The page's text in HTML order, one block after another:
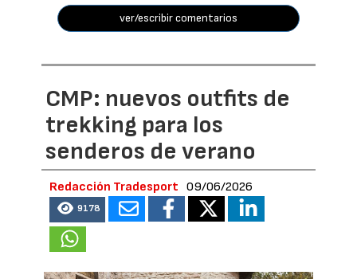
ver/escribir comentarios
CMP: nuevos outfits de
trekking para los
senderos de verano
Redacción Tradesport 09/06/2026
9178